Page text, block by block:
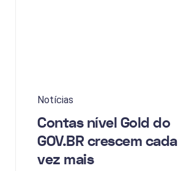
Notícias
Contas nível Gold do
GOV.BR crescem cada
vez mais